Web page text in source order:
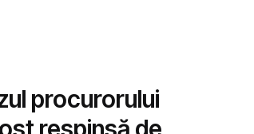
procurorului
respinsă de